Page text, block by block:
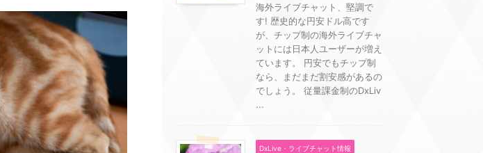
海外ライブチャット、堅調で
す! 歴史的な円安ドル高です
が、チップ制の海外ライブチャ
ットには日本人ユーザーが増え
ています。 円安でもチップ制
なら、まだまだ割安感があるの
でしょう。 従量課金制のDxLiv
...
DxLive・ライブチャット情報